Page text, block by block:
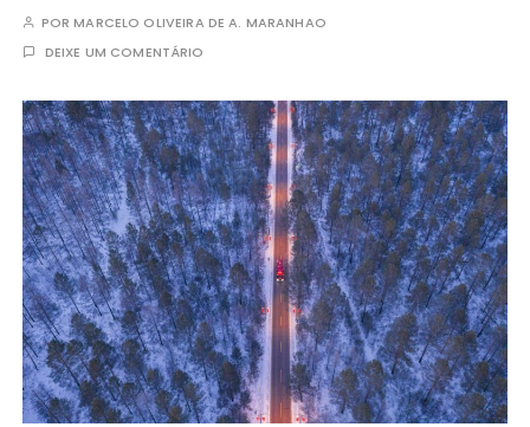
PORMARCELO OLIVEIRA DE A. MARANHAO
DEIXE UM COMENTÁRIO